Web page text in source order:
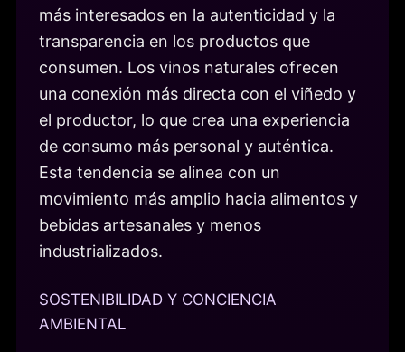
más interesados en la autenticidad y la
transparencia en los productos que
consumen. Los vinos naturales ofrecen
una conexión más directa con el viñedo y
el productor, lo que crea una experiencia
de consumo más personal y auténtica.
Esta tendencia se alinea con un
movimiento más amplio hacia alimentos y
bebidas artesanales y menos
industrializados.
SOSTENIBILIDAD Y CONCIENCIA
AMBIENTAL